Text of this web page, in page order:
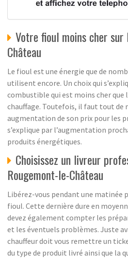
Votre fioul moins cher sur
Château
Le fioul est une énergie que de
utilisent encore. Un choix qui
combustible qui est moins cher que
chauffage. Toutefois, il faut tout de
augmentation de son prix pour les
s’explique par l’augmentation
produits énergétiques.
Choisissez un livreur
Rougemont-le-Château
Libérez-vous pendant une matinée
fioul. Cette dernière dure en
devez également compter les
et les éventuels problèmes. Juste
chauffeur doit vous remettre un
du type de produit livré ainsi que la